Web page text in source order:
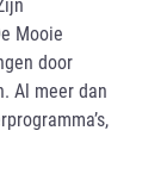
Mooie
door
Al meer dan